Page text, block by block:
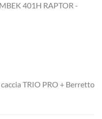
401H RAPTOR -
TRIO PRO + Berretto